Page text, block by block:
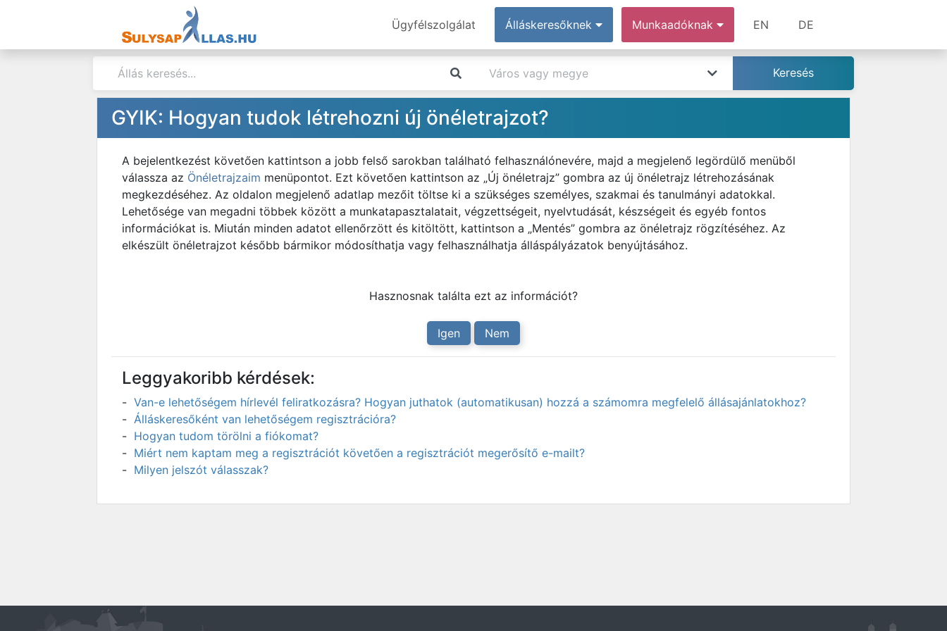
Ügyfélszolgálat Álláskeresőknek Munkaadóknak EN DE
GYIK: Hogyan tudok létrehozni új önéletrajzot?
A bejelentkezést követően kattintson a jobb felső sarokban található felhasználónevére, majd a megjelenő legördülő menüből
válassza az Önéletrajzaim menüpontot. Ezt követően kattintson az „Új önéletrajz” gombra az új önéletrajz létrehozásának
megkezdéséhez. Az oldalon megjelenő adatlap mezőit töltse ki a szükséges személyes, szakmai és tanulmányi adatokkal.
Lehetősége van megadni többek között a munkatapasztalatait, végzettségeit, nyelvtudását, készségeit és egyéb fontos
információkat is. Miután minden adatot ellenőrzött és kitöltött, kattintson a „Mentés” gombra az önéletrajz rögzítéséhez. Az
elkészült önéletrajzot később bármikor módosíthatja vagy felhasználhatja álláspályázatok benyújtásához.
Hasznosnak találta ezt az információt?
Igen Nem
Leggyakoribb kérdések:
Van-e lehetőségem hírlevél feliratkozásra? Hogyan juthatok (automatikusan) hozzá a számomra megfelelő állásajánlatokhoz?
Álláskeresőként van lehetőségem regisztrációra?
Hogyan tudom törölni a fiókomat?
Miért nem kaptam meg a regisztrációt követően a regisztrációt megerősítő e-mailt?
Milyen jelszót válasszak?